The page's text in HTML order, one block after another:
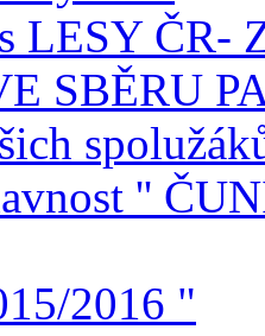
LESY ČR-
SBĚRU
''
2016 "